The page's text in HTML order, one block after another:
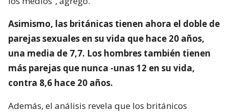
Asimismo, las británicas tienen ahora el doble de
parejas sexuales en su vida que hace 20 años,
una media de 7,7. Los hombres también tienen
más parejas que nunca -unas 12 en su vida,
contra 8,6 hace 20 años.
Además, el análisis revela que los británicos